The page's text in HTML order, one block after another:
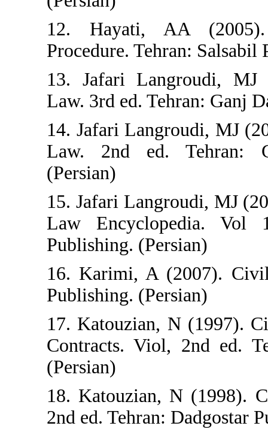
12. Hayati,
Procedure.
13. Jafari
Law. 3rd ed.
14. Jafari
Law. 2nd ed.
15. Jafari
Law
Publishing.
16. Karimi, A
Publishing.
17. Katouzian,
Contracts. Viol,
18. Katouzian,
2nd ed. Tehran: